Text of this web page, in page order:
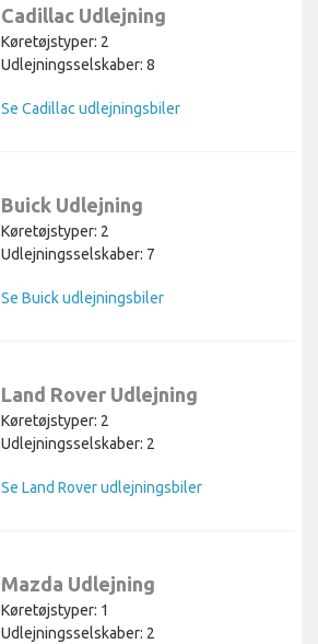
Cadillac Udlejning
Køretøjstyper: 2
Udlejningsselskaber: 8
Se Cadillac udlejningsbiler
Buick Udlejning
Køretøjstyper: 2
Udlejningsselskaber: 7
Se Buick udlejningsbiler
Land Rover Udlejning
Køretøjstyper: 2
Udlejningsselskaber: 2
Se Land Rover udlejningsbiler
Mazda Udlejning
Køretøjstyper: 1
Udlejningsselskaber: 2